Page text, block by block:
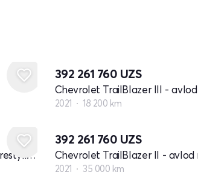
392 261 760 UZS
Chevrolet TrailBlazer III - avlod
2021 18 200 km
Chevrolet TrailBlazer II - avlod restyling
392 261 760 UZS
2021 35 000 km